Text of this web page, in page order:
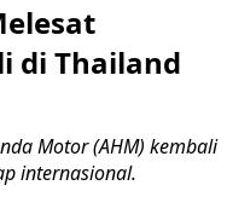
di Thailand
Motor (AHM) kembali
internasional.